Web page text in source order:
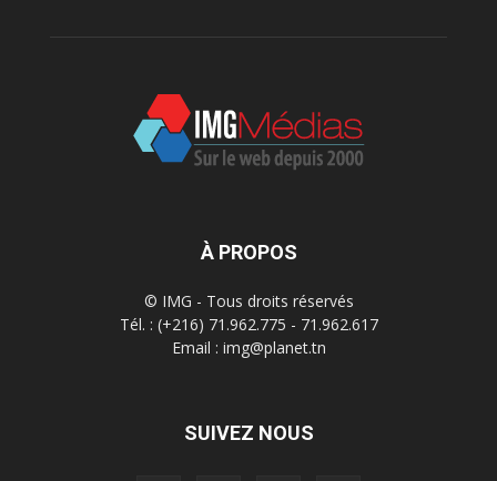
À PROPOS
© IMG - Tous droits réservés
Tél. : (+216) 71.962.775 - 71.962.617
Email : img@planet.tn
SUIVEZ NOUS